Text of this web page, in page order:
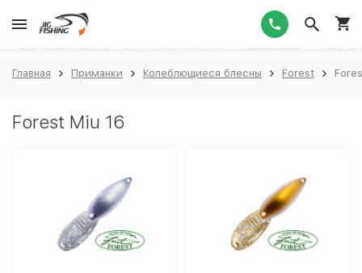
Главная Приманки Колеблющиеся блесны Forest
Forest Miu 16